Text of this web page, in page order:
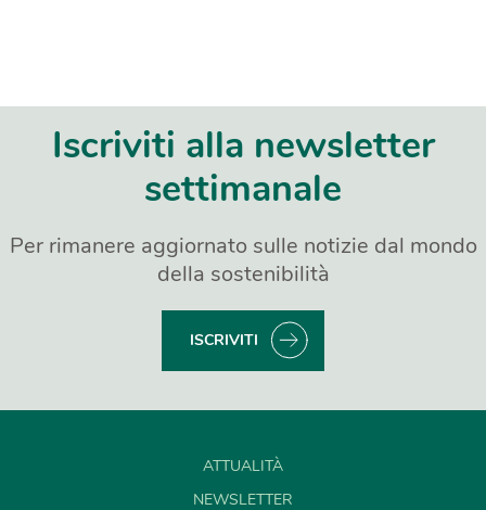
Iscriviti alla newsletter
settimanale
Per rimanere aggiornato sulle notizie dal mondo
della sostenibilità
ISCRIVITI
ATTUALITÀ
NEWSLETTER